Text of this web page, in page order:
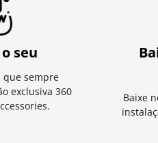
seu
que sempre
exclusiva 360
Baixe